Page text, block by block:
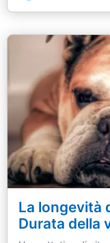
La longevità
Durata della